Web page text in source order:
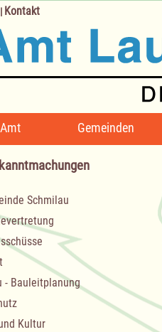
Gemeinden
| Kontakt
Schmilau
- Bauleitplanung
Kultur